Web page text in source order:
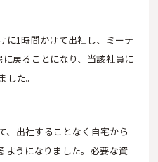
に1時間かけて出社し、ミーテ
戻ることになり、当該社員に
た。
、出社することなく自宅から
ようになりました。必要な資